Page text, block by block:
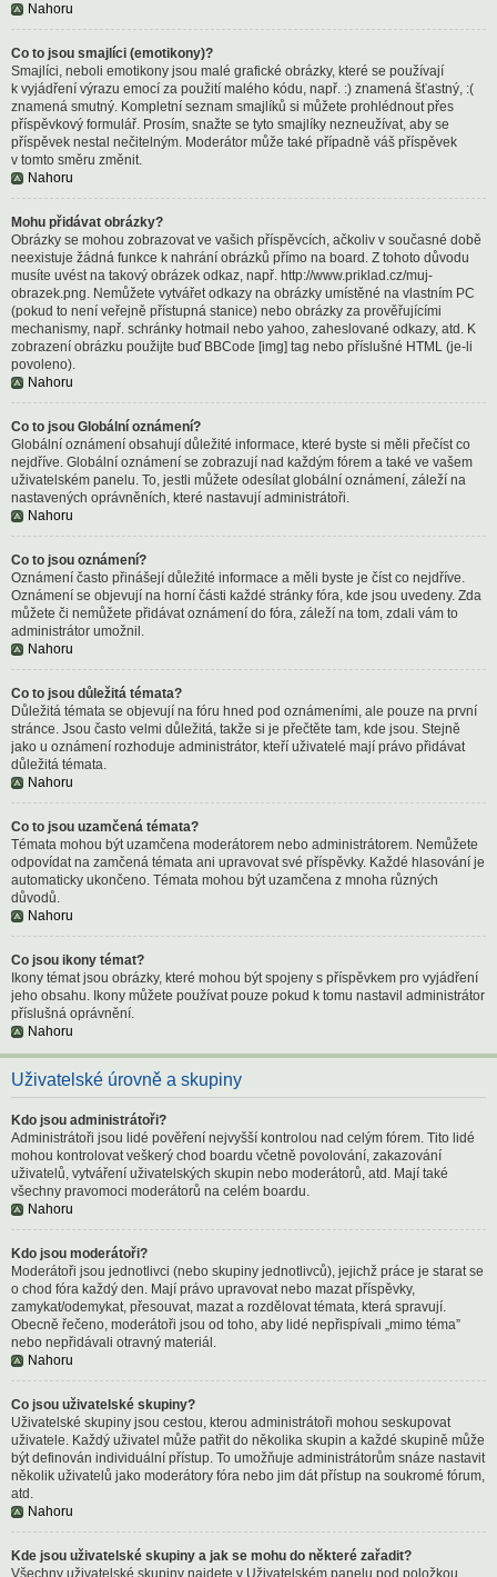
Nahoru
Co to jsou smajlíci (emotikony)?
Smajlíci, neboli emotikony jsou malé grafické obrázky, které se používají
k vyjádření výrazu emocí za použití malého kódu, např. :) znamená šťastný, :(
znamená smutný. Kompletní seznam smajlíků si můžete prohlédnout přes
příspěvkový formulář. Prosím, snažte se tyto smajlíky nezneužívat, aby se
příspěvek nestal nečitelným. Moderátor může také případně váš příspěvek
v tomto směru změnit.
Nahoru
Mohu přidávat obrázky?
Obrázky se mohou zobrazovat ve vašich příspěvcích, ačkoliv v současné době
neexistuje žádná funkce k nahrání obrázků přímo na board. Z tohoto důvodu
musíte uvést na takový obrázek odkaz, např. http://www.priklad.cz/muj-
obrazek.png. Nemůžete vytvářet odkazy na obrázky umístěné na vlastním PC
(pokud to není veřejně přístupná stanice) nebo obrázky za prověřujícími
mechanismy, např. schránky hotmail nebo yahoo, zaheslované odkazy, atd. K
zobrazení obrázku použijte buď BBCode [img] tag nebo příslušné HTML (je-li
povoleno).
Nahoru
Co to jsou Globální oznámení?
Globální oznámení obsahují důležité informace, které byste si měli přečíst co
nejdříve. Globální oznámení se zobrazují nad každým fórem a také ve vašem
uživatelském panelu. To, jestli můžete odesílat globální oznámení, záleží na
nastavených oprávněních, které nastavují administrátoři.
Nahoru
Co to jsou oznámení?
Oznámení často přinášejí důležité informace a měli byste je číst co nejdříve.
Oznámení se objevují na horní části každé stránky fóra, kde jsou uvedeny. Zda
můžete či nemůžete přidávat oznámení do fóra, záleží na tom, zdali vám to
administrátor umožnil.
Nahoru
Co to jsou důležitá témata?
Důležitá témata se objevují na fóru hned pod oznámeními, ale pouze na první
stránce. Jsou často velmi důležitá, takže si je přečtěte tam, kde jsou. Stejně
jako u oznámení rozhoduje administrátor, kteří uživatelé mají právo přidávat
důležitá témata.
Nahoru
Co to jsou uzamčená témata?
Témata mohou být uzamčena moderátorem nebo administrátorem. Nemůžete
odpovídat na zamčená témata ani upravovat své příspěvky. Každé hlasování je
automaticky ukončeno. Témata mohou být uzamčena z mnoha různých
důvodů.
Nahoru
Co jsou ikony témat?
Ikony témat jsou obrázky, které mohou být spojeny s příspěvkem pro vyjádření
jeho obsahu. Ikony můžete používat pouze pokud k tomu nastavil administrátor
příslušná oprávnění.
Nahoru
Uživatelské úrovně a skupiny
Kdo jsou administrátoři?
Administrátoři jsou lidé pověření nejvyšší kontrolou nad celým fórem. Tito lidé
mohou kontrolovat veškerý chod boardu včetně povolování, zakazování
uživatelů, vytváření uživatelských skupin nebo moderátorů, atd. Mají také
všechny pravomoci moderátorů na celém boardu.
Nahoru
Kdo jsou moderátoři?
Moderátoři jsou jednotlivci (nebo skupiny jednotlivců), jejichž práce je starat se
o chod fóra každý den. Mají právo upravovat nebo mazat příspěvky,
zamykat/odemykat, přesouvat, mazat a rozdělovat témata, která spravují.
Obecně řečeno, moderátoři jsou od toho, aby lidé nepřispívali „mimo téma”
nebo nepřidávali otravný materiál.
Nahoru
Co jsou uživatelské skupiny?
Uživatelské skupiny jsou cestou, kterou administrátoři mohou seskupovat
uživatele. Každý uživatel může patřit do několika skupin a každé skupině může
být definován individuální přístup. To umožňuje administrátorům snáze nastavit
několik uživatelů jako moderátory fóra nebo jim dát přístup na soukromé fórum,
atd.
Nahoru
Kde jsou uživatelské skupiny a jak se mohu do některé zařadit?
Všechny uživatelské skupiny najdete v Uživatelském panelu pod položkou